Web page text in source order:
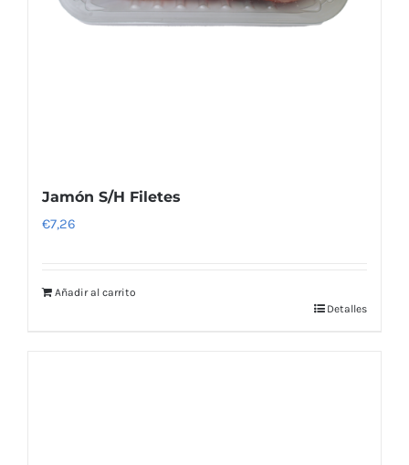
Jamón S/H Filetes
€7,26
Añadir al carrito
Detalles